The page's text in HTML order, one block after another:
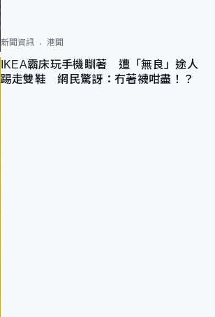
新聞資訊 港聞
IKEA霸床玩手機瞓著 遭「無良」途人
踢走雙鞋 網民驚訝：冇著襪咁盡！？